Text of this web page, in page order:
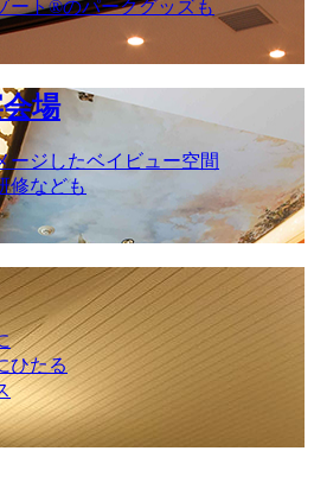
ート®のパークグッズも
場
ージしたベイビュー空間
修なども
ひたる